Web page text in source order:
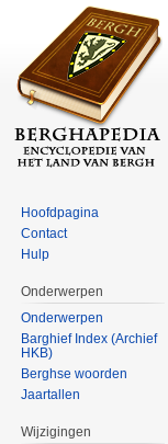
Hoofdpagina
Contact
Hulp
Onderwerpen
Onderwerpen
Barghief Index (Archief
HKB)
Berghse woorden
Jaartallen
Wijzigingen